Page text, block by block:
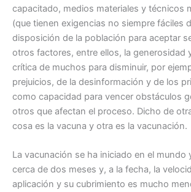
capacitado, medios materiales y técnicos
(que tienen exigencias no siempre fáciles
disposición de la población para aceptar
otros factores, entre ellos, la generosidad
crítica de muchos para disminuir, por
prejuicios, de la desinformación y de los
como capacidad para vencer obstáculos
otros que afectan el proceso. Dicho de
cosa es la vacuna y otra es la vacunación.
La vacunación se ha iniciado en el mundo
cerca de dos meses y, a la fecha, la
aplicación y su cubrimiento es mucho